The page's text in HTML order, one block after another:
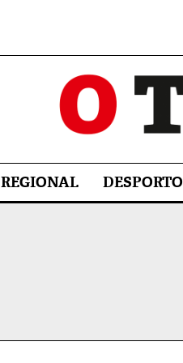
REGIONAL DESPORTO